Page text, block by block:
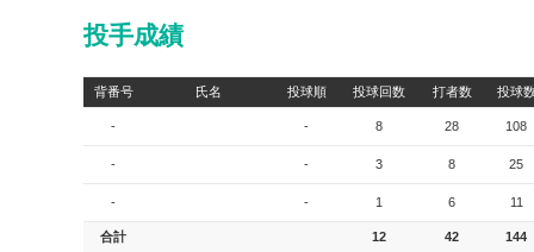
投手成績
背番号 氏名 投球順 投球回数 打者数 投球
- - 8 28 108
- - 3 8 25
- - 1 6 11
合計 12 42 144